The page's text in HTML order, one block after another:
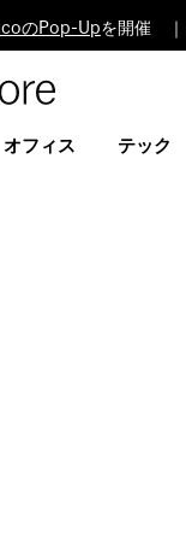
のPop-Upを開催
Design
オフィス テック